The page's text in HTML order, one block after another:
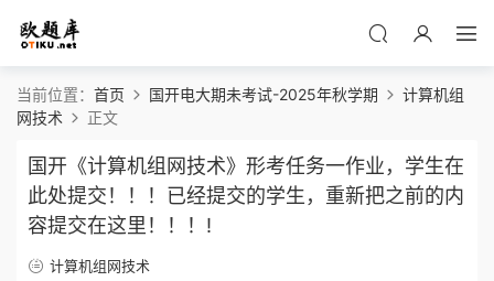
当前位置： 首页 国开电大期未考试-2025年秋学期
计算机组
网技术
正文
国开《计算机组网技术》形考任务一作业，学生在
此处提交！！！已经提交的学生，重新把之前的内
容提交在这里！！！!
计算机组网技术